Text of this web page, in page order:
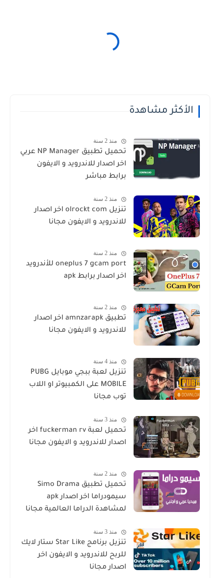
الأكثر مشاهدة
منذ 2 سنة
تحميل تطبيق NP Manager عربي
اخر اصدار للاندرويد و الايفون
برابط مباشر
منذ 2 سنة
تنزيل olrockt com اخر اصدار
للاندرويد و الايفون مجانا
منذ 2 سنة
oneplus 7 gcam port للأندرويد
اخر اصدار برابط apk
منذ 2 سنة
تطبيق amnzarapk اخر اصدار
للاندرويد و الايفون مجانا
منذ 4 سنة
تنزيل لعبة ببجي موبايل PUBG
MOBILE على الكمبيوتر او اللاب
توب مجانا
منذ 3 سنة
تحميل لعبة fuckerman rv اخر
اصدار للاندرويد و الايفون مجانا
منذ 2 سنة
تحميل تطبيق Simo Drama
سيمودراما اخر اصدار apk
لمشاهدة الدراما العالمية مجانا
منذ 3 سنة
تنزيل برنامج Star Like ستار لايك
للربح للاندرويد و الايفون اخر
اصدار مجانا